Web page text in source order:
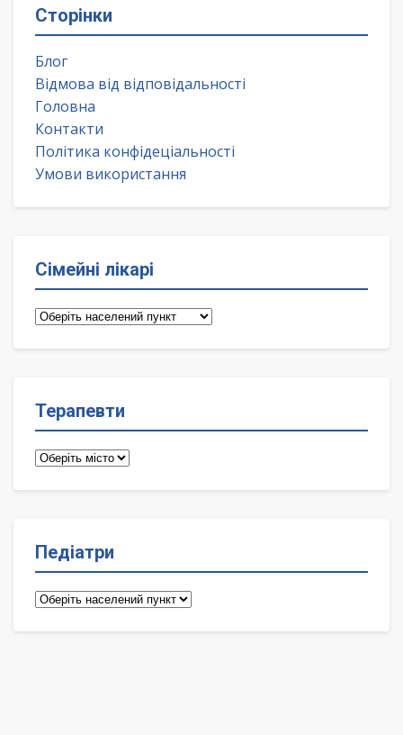
Сторінки
Блог
Відмова від відповідальності
Головна
Контакти
Політика конфідеціальності
Умови використання
Сімейні лікарі
Сімейні
Терапевти
Терапевти
Педіатри
Педіатри